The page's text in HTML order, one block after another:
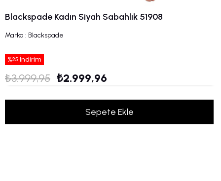
Blackspade Kadın Siyah Sabahlık 51908
Marka : Blackspade
%25 İndirim
₺3.999,95 ₺2.999,96